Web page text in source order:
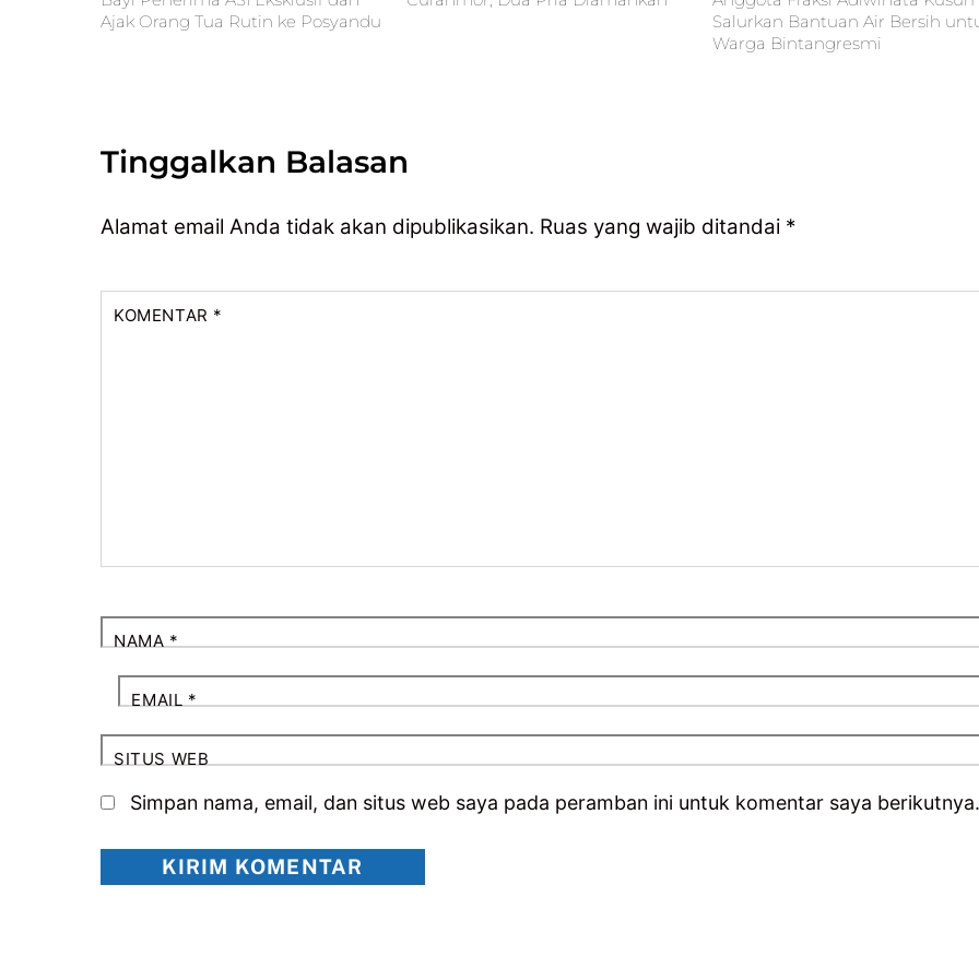
Ajak Orang Tua Rutin ke Posyandu
Salurkan Bantuan Air Bersih
Warga Bintangresmi
Tinggalkan Balasan
Alamat email Anda tidak akan dipublikasikan. Ruas yang wajib ditandai *
KOMENTAR *
NAMA *
EMAIL *
SITUS WEB
Simpan nama, email, dan situs web saya pada peramban ini untuk komentar saya